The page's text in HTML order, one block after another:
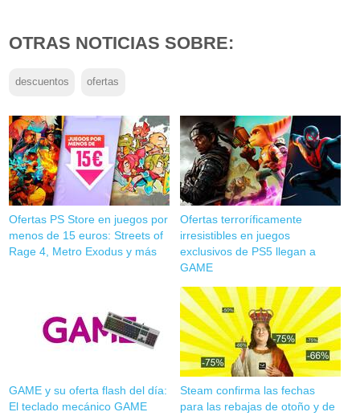
OTRAS NOTICIAS SOBRE:
descuentos ofertas
Ofertas PS Store en juegos por
menos de 15 euros: Streets of
Rage 4, Metro Exodus y más
Ofertas terroríficamente
irresistibles en juegos
exclusivos de PS5 llegan a
GAME
GAME y su oferta flash del día:
El teclado mecánico GAME
Steam confirma las fechas
para las rebajas de otoño y de